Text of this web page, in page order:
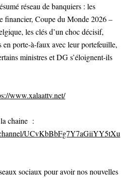
réseau de banquiers : les
financier, Coupe du Monde 2026 –
les clés d’un choc décisif,
en porte-à-faux avec leur portefeuille,
ministres et DG s’éloignent-ils
www.xalaattv.net/
chaine :
UCvKbBbFg7Y7aGiiYY5tXu
sociaux pour avoir nos nouvelles